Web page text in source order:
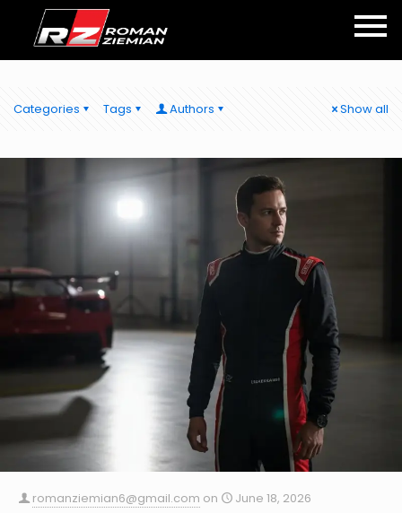
Categories Tags Authors Show all
romanziemian6@gmail.com on
June 18, 2026